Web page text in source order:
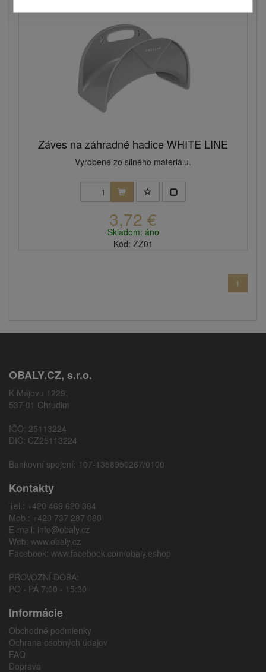
Záves na záhradné hadice WHITE LINE
Vyrobené zo silného materiálu.
3,72 €
Skladom: áno
Kód: ZZ01
1
OBALY.CZ, s.r.o.
K Májovu 1229,
537 01 Chrudim
IČO: 25113224
DIČ: CZ25113224
Bankovní spojení: 107-1358950267/0100
Kontakty
Tel.: +420 469 620 384
Mob.: +420 737 287 080
E-mail: info@obaly.cz
Web: www.obaly.cz
Facebook: www.facebook.com/obaly.eshop
PROVOZNÍ DOBA:
PO - PÁ 7:00 - 15:30
Informácie
Obchodné podmienky
Ochrana osobných údajov
FAQ
Doprava